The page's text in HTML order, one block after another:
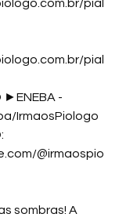
pial
pial
►ENEBA -
IrmaosPiologo
@irmaospio
sombras! A